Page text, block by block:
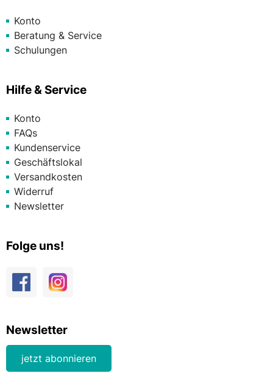
Konto
Beratung & Service
Schulungen
Hilfe & Service
Konto
FAQs
Kundenservice
Geschäftslokal
Versandkosten
Widerruf
Newsletter
Folge uns!
Newsletter
jetzt abonnieren